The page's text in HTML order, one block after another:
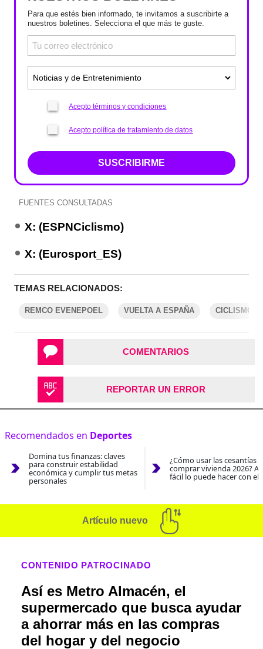
Para que estés bien informado, te invitamos a suscribirte a
nuestros boletines. Selecciona el que más te guste.
Acepto términos y condiciones
Acepto política de tratamiento de datos
SUSCRIBIRME
FUENTES CONSULTADAS
X: (ESPNCiclismo)
X: (Eurosport_ES)
TEMAS RELACIONADOS:
REMCO EVENEPOEL VUELTA A ESPAÑA CICLISMO
COMENTARIOS
REPORTAR UN ERROR
Recomendados en Deportes
Domina tus finanzas: claves
para construir estabilidad
económica y cumplir tus metas
personales
¿Cómo usar las cesantías
comprar vivienda 2026?
fácil lo puede hacer con el
Artículo nuevo
CONTENIDO PATROCINADO
Así es Metro Almacén, el
supermercado que busca ayudar
a ahorrar más en las compras
del hogar y del negocio